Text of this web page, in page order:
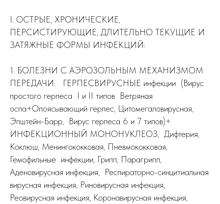
I. ОСТРЫЕ, ХРОНИЧЕСКИЕ,
ПЕРСИСТИРУЮЩИЕ, ДЛИТЕЛЬНО ТЕКУЩИЕ И
ЗАТЯЖНЫЕ ФОРМЫ ИНФЕКЦИЙ:
1. БОЛЕЗНИ С АЭРОЗОЛЬНЫМ МЕХАНИЗМОМ
ПЕРЕДАЧИ: ГЕРПЕСВИРУСНЫЕ инфекции (Вирус
простого герпеса I и II типов Ветряная
оспа+Опоясывающий герпес, Цитомегаловирусная,
Эпштейн-Барр, Вирус герпеса 6 и 7 типов)+
ИНФЕКЦИОННЫЙ МОНОНУКЛЕОЗ, Дифтерия,
Коклюш, Менингококковая, Пневмококковая,
Гемофильные инфекции, Грипп, Парагрипп,
Аденовирусная инфекция, Респираторно-синцитиальная
вирусная инфекция, Риновирусная инфекция,
Реовирусная инфекция, Коронавирусная инфекция,